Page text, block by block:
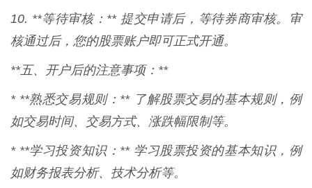
10. **等待审核：** 提交申请后，等待券商审核。审
核通过后，您的股票账户即可正式开通。
**五、开户后的注意事项：**
* **熟悉交易规则：** 了解股票交易的基本规则，例
如交易时间、交易方式、涨跌幅限制等。
* **学习投资知识：** 学习股票投资的基本知识，例
如财务报表分析、技术分析等。